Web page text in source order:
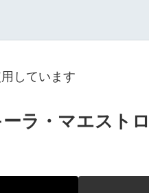
しています
ラ・マエスト